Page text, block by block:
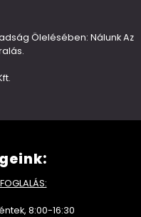
Ölelésében: Nálunk Az
8:00-16:30